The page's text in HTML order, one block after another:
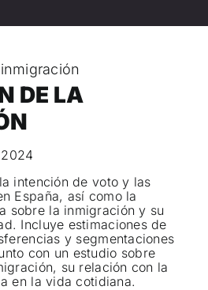
DE LA
intención de voto y las
España, así como la
sobre la inmigración y su
Incluye estimaciones de
y segmentaciones
con un estudio sobre
su relación con la
en la vida cotidiana.